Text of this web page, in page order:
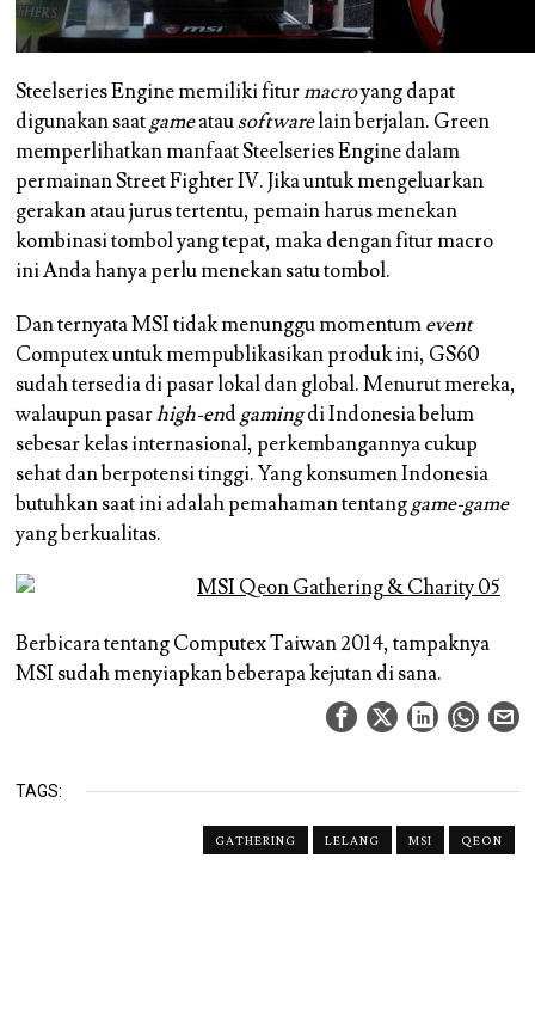
Steelseries Engine memiliki fiturmacroyang dapat
digunakan saatgameatausoftwarelain berjalan. Green
memperlihatkan manfaat Steelseries Engine dalam
permainan Street Fighter IV. Jika untuk mengeluarkan
gerakan atau jurus tertentu, pemain harus menekan
kombinasi tombol yang tepat, maka dengan fitur macro
ini Anda hanya perlu menekan satu tombol.
Dan ternyata MSI tidak menunggu momentumevent
Computex untuk mempublikasikan produk ini, GS60
sudah tersedia di pasar lokal dan global. Menurut mereka,
walaupun pasarhigh-endgamingdi Indonesia belum
sebesar kelas internasional, perkembangannya cukup
sehat dan berpotensi tinggi. Yang konsumen Indonesia
butuhkan saat ini adalah pemahaman tentanggame-game
yang berkualitas.
Berbicara tentang Computex Taiwan 2014, tampaknya
MSI sudah menyiapkan beberapa kejutan di sana.
TAGS:
GATHERING LELANG MSI QEON